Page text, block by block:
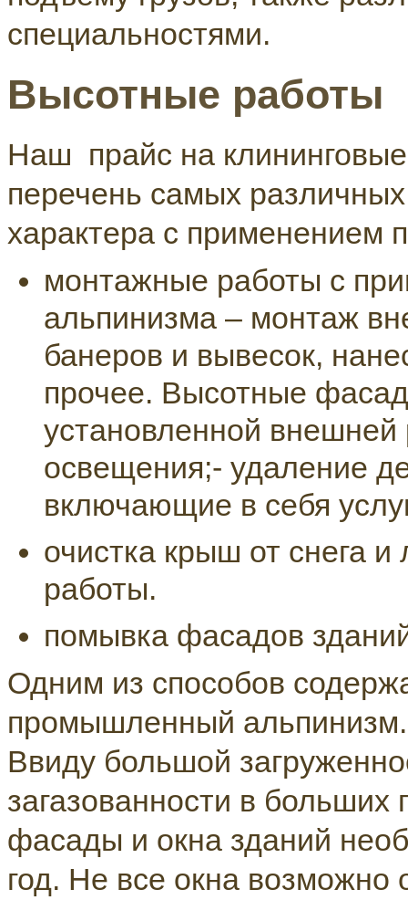
специальностями.
Высотные работы
Наш прайс на
перечень самых
характера с применением
монтажные работы с
альпинизма – монтаж
банеров и вывесок,
прочее. Высотные
установленной
освещения;- удаление
включающие в себя
очистка крыш от снега
работы.
помывка фасадов
Одним из способов
промышленный альпинизм.
Ввиду большой
загазованности в больших
фасады и окна зданий
год. Не все окна возможно